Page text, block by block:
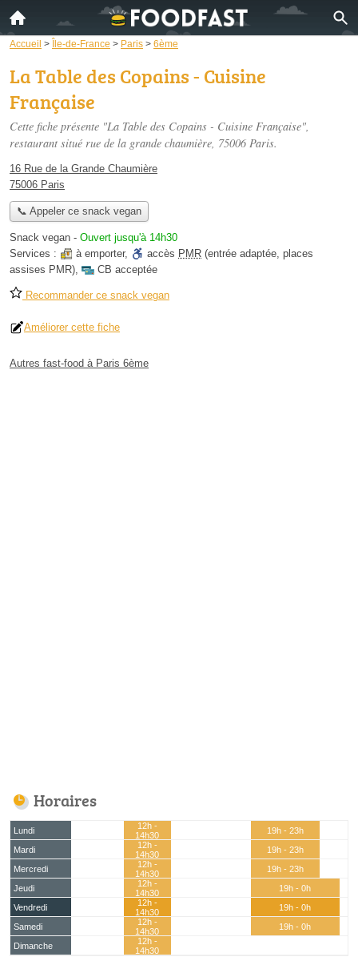
Accueil > Île-de-France > Paris > 6ème
La Table des Copains - Cuisine
Française
Cette fiche présente "La Table des Copains - Cuisine Française",
restaurant situé rue de la grande chaumière, 75006 Paris.
16 Rue de la Grande Chaumière
75006 Paris
📞 Appeler ce snack vegan
Snack vegan - Ouvert jusqu'à 14h30
Services :
à emporter, accès PMR (entrée adaptée, places
assises PMR), CB acceptée
Recommander ce snack vegan
Améliorer cette fiche
Autres fast-food à Paris 6ème
Horaires
Lundi
12h -
14h30
19h - 23h
Mardi
12h -
14h30
19h - 23h
Mercredi
12h -
14h30
19h - 23h
Jeudi
12h -
14h30
19h - 0h
Vendredi
12h -
14h30
19h - 0h
Samedi
12h -
14h30
19h - 0h
Dimanche
12h -
14h30